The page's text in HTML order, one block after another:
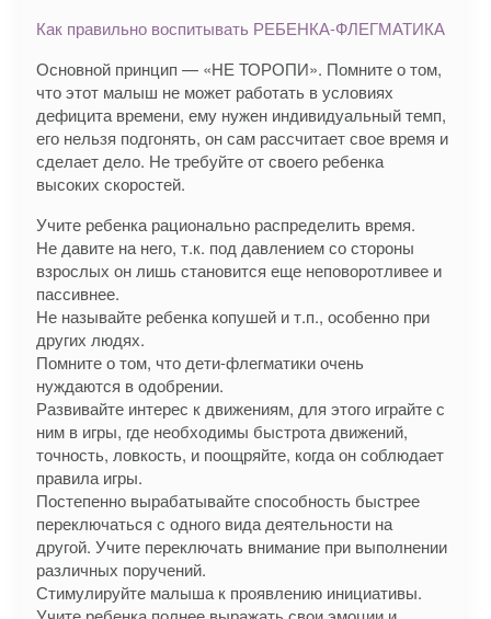
Как правильно воспитывать РЕБЕНКА-ФЛЕГМАТИКА
Основной принцип — «НЕ ТОРОПИ». Помните о том,
что этот малыш не может работать в условиях
дефицита времени, ему нужен индивидуальный темп,
его нельзя подгонять, он сам рассчитает свое время и
сделает дело. Не требуйте от своего ребенка
высоких скоростей.
Учите ребенка рационально распределить время.
Не давите на него, т.к. под давлением со стороны
взрослых он лишь становится еще неповоротливее и
пассивнее.
Не называйте ребенка копушей и т.п., особенно при
других людях.
Помните о том, что дети-флегматики очень
нуждаются в одобрении.
Развивайте интерес к движениям, для этого играйте с
ним в игры, где необходимы быстрота движений,
точность, ловкость, и поощряйте, когда он соблюдает
правила игры.
Постепенно вырабатывайте способность быстрее
переключаться с одного вида деятельности на
другой. Учите переключать внимание при выполнении
различных поручений.
Стимулируйте малыша к проявлению инициативы.